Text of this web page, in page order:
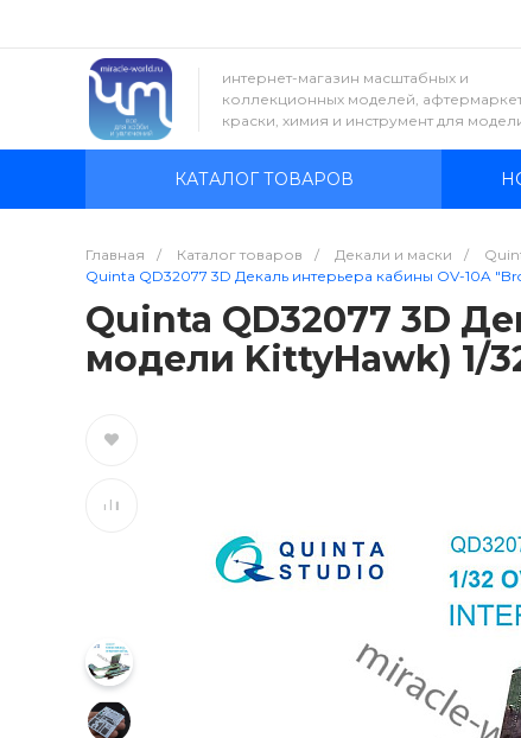
интернет-магазин масштабных и
коллекционных моделей,
краски, химия и инструмент для
КАТАЛОГ ТОВАРОВ
Главная / Каталог товаров / Декали и маски /
Quinta QD32077 3D Декаль интерьера кабины OV-10A
Quinta QD32077 3D
модели KittyHawk) 1/